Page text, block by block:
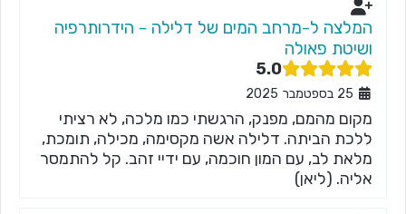
המלצה ל-מרחב המים של דלילה - הידרותרפיה
ושיטת פאולה
5.0
25 בספטמבר 2025
מקום מהמם, מפנק, הרגשתי כמו מלכה, לא רציתי
ללכת הביתה. דלילה אשה מקסימה, מכילה, תומכת,
מלאת לב, עם המון חוכמה, עם ידיי זהב. קל להתמסר
אליה. (ליאן)